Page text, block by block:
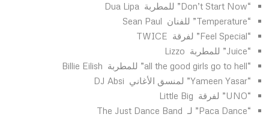
“Don’t Start Now” للمطربة
“Temperature” للفنان
“Feel Special” لفرقة
“Juice” للمطربة
“all the good girls go to hell” للمطربة
“Yameen Yasar” لمنسق الأغاني
“UNO” لفرقة
“Paca Dance” لـ